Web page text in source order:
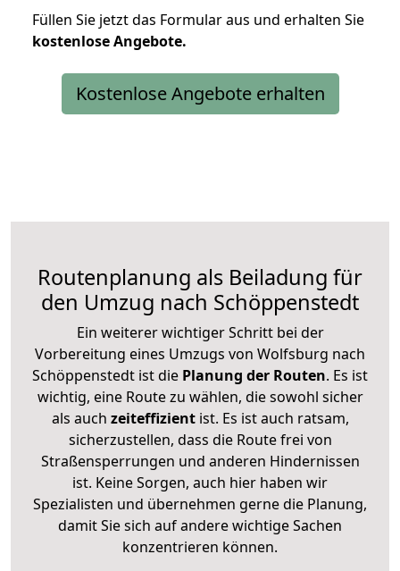
Füllen Sie jetzt das Formular aus und erhalten Sie
kostenloseAngebote.
Kostenlose Angebote erhalten
Routenplanung als Beiladung für
den Umzug nach Schöppenstedt
Ein weiterer wichtiger Schritt bei der
Vorbereitung eines Umzugs von Wolfsburg nach
Schöppenstedt ist die Planung der Routen. Es ist
wichtig, eine Route zu wählen, die sowohl sicher
als auch zeiteffizientist. Es ist auch ratsam,
sicherzustellen, dass die Route frei von
Straßensperrungen und anderen Hindernissen
ist. Keine Sorgen, auch hier haben wir
Spezialisten und übernehmen gerne die Planung,
damit Sie sich auf andere wichtige Sachen
konzentrieren können.